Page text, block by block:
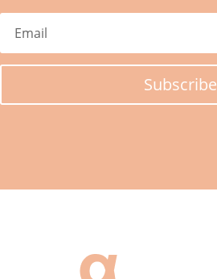
Subscribe